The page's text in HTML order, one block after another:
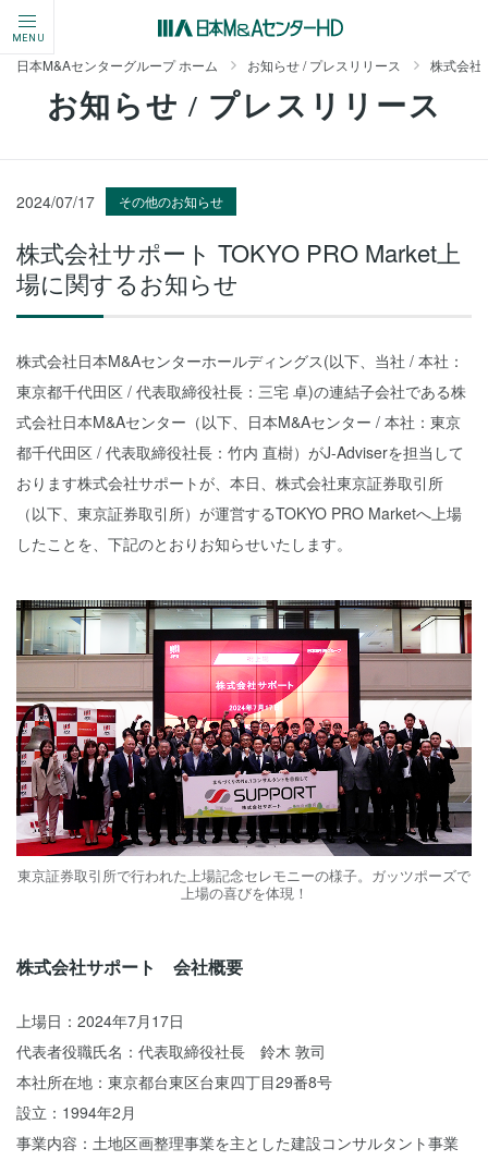
MENU
日本M&Aセンターグループ ホーム お知らせ / プレスリリース 株式会社
お知らせ / プレスリリース
2024/07/17 その他のお知らせ
株式会社サポート TOKYO PRO Market上
場に関するお知らせ
株式会社日本M&Aセンターホールディングス(以下、当社 / 本社：
東京都千代田区 / 代表取締役社長：三宅 卓)の連結子会社である株
式会社日本M&Aセンター（以下、日本M&Aセンター / 本社：東京
都千代田区 / 代表取締役社長：竹内 直樹）がJ-Adviserを担当して
おります株式会社サポートが、本日、株式会社東京証券取引所
（以下、東京証券取引所）が運営するTOKYO PRO Marketへ上場
したことを、下記のとおりお知らせいたします。
東京証券取引所で行われた上場記念セレモニーの様子。ガッツポーズで
上場の喜びを体現！
株式会社サポート 会社概要
上場日：2024年7月17日
代表者役職氏名：代表取締役社長 鈴木 敦司
本社所在地：東京都台東区台東四丁目29番8号
設立：1994年2月
事業内容：土地区画整理事業を主とした建設コンサルタント事業